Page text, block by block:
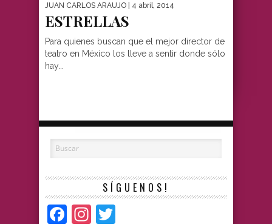
JUAN CARLOS ARAUJO | 4 abril, 2014
ESTRELLAS
Para quienes buscan que el mejor director de
teatro en México los lleve a sentir donde sólo
hay...
SÍGUENOS!
Facebook
Instagram